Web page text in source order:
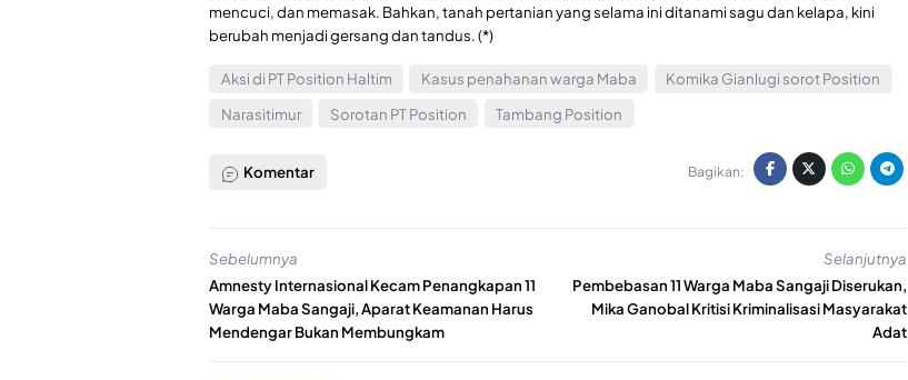
mencuci, dan memasak. Bahkan, tanah pertanian yang selama ini ditanami sagu dan kelapa, kini
berubah menjadi gersang dan tandus. (*)
Aksi di PT Position Haltim Kasus penahanan warga Maba
Komika Gianlugi sorot Position
Narasitimur
Sorotan PT Position Tambang Position
Komentar Bagikan:
Sebelumnya
Amnesty Internasional Kecam Penangkapan 11
Warga Maba Sangaji, Aparat Keamanan Harus
Mendengar Bukan Membungkam
Selanjutnya
Pembebasan 11 Warga Maba Sangaji Diserukan,
Mika Ganobal Kritisi Kriminalisasi Masyarakat
Adat